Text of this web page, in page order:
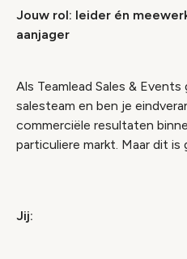
Jouw rol: leider én
aanjager
Als Teamlead Sales &
salesteam en ben je
commerciële resultaten
particuliere markt. Maar dit is
Jij: